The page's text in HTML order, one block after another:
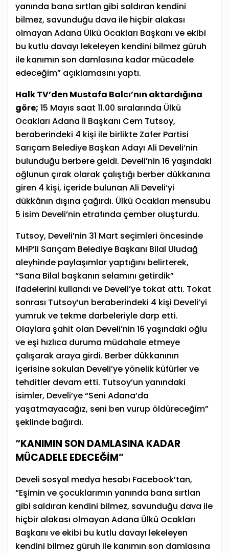
yanında bana sırtlan gibi saldıran kendini
bilmez, savunduğu dava ile hiçbir alakası
olmayan Adana Ülkü Ocakları Başkanı ve ekibi
bu kutlu davayı lekeleyen kendini bilmez güruh
ile kanımın son damlasına kadar mücadele
edeceğim” açıklamasını yaptı.
Halk TV’den Mustafa Balcı’nın aktardığına
göre; 15 Mayıs saat 11.00 sıralarında Ülkü
Ocakları Adana İl Başkanı Cem Tutsoy,
beraberindeki 4 kişi ile birlikte Zafer Partisi
Sarıçam Belediye Başkan Adayı Ali Develi’nin
bulunduğu berbere geldi. Develi’nin 16 yaşındaki
oğlunun çırak olarak çalıştığı berber dükkanına
giren 4 kişi, içeride bulunan Ali Develi’yi
dükkânın dışına çağırdı. Ülkü Ocakları mensubu
5 isim Develi’nin etrafında çember oluşturdu.
Tutsoy, Develi’nin 31 Mart seçimleri öncesinde
MHP’li Sarıçam Belediye Başkanı Bilal Uludağ
aleyhinde paylaşımlar yaptığını belirterek,
“Sana Bilal başkanın selamını getirdik”
ifadelerini kullandı ve Develi’ye tokat attı. Tokat
sonrası Tutsoy’un beraberindeki 4 kişi Develi’yi
yumruk ve tekme darbeleriyle darp etti.
Olaylara şahit olan Develi’nin 16 yaşındaki oğlu
ve eşi hızlıca duruma müdahale etmeye
çalışarak araya girdi. Berber dükkanının
içerisine sokulan Develi’ye yönelik küfürler ve
tehditler devam etti. Tutsoy’un yanındaki
isimler, Develi’ye “Seni Adana’da
yaşatmayacağız, seni ben vurup öldüreceğim”
şeklinde bağırdı.
“KANIMIN SON DAMLASINA KADAR
MÜCADELE EDECEĞİM”
Develi sosyal medya hesabı Facebook’tan,
“Eşimin ve çocuklarımın yanında bana sırtlan
gibi saldıran kendini bilmez, savunduğu dava ile
hiçbir alakası olmayan Adana Ülkü Ocakları
Başkanı ve ekibi bu kutlu davayı lekeleyen
kendini bilmez güruh ile kanımın son damlasına